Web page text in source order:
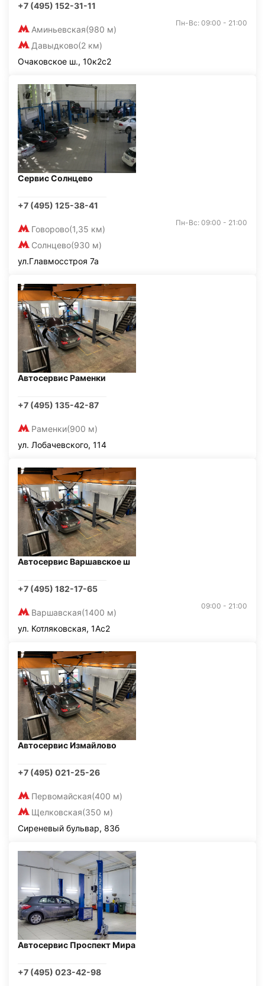
+7 (495) 152-31-11
Аминьевская(980 м)
Давыдково(2 км)
Пн-Вс: 09:00 - 21:00
Очаковское ш., 10к2с2
Сервис Солнцево
+7 (495) 125-38-41
Говорово(1,35 км)
Солнцево(930 м)
Пн-Вс: 09:00 - 21:00
ул.Главмосстроя 7а
Автосервис Раменки
+7 (495) 135-42-87
Раменки(900 м)
ул. Лобачевского, 114
Автосервис Варшавское ш
+7 (495) 182-17-65
Варшавская(1400 м)
09:00 - 21:00
ул. Котляковская, 1Ас2
Автосервис Измайлово
+7 (495) 021-25-26
Первомайская(400 м)
Щелковская(350 м)
Сиреневый бульвар, 83б
Автосервис Проспект Мира
+7 (495) 023-42-98